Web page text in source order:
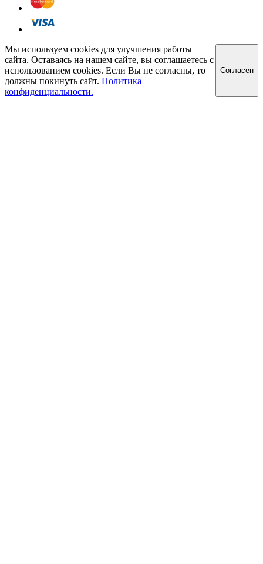
Мы используем cookies для улучшения работы
сайта. Оставаясь на нашем сайте, вы соглашаетесь с
использованием cookies. Если Вы не согласны, то
должны покинуть сайт. Политика
конфиденциальности.
Cогласен